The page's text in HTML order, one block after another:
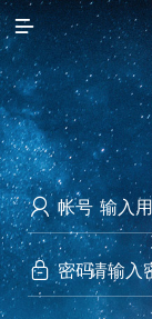

访问电脑版

 帐号
 密码